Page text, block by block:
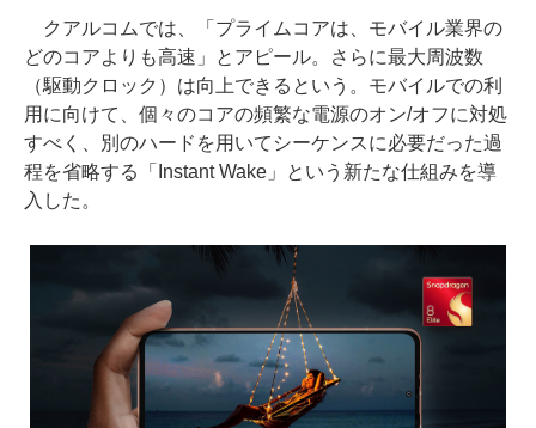
クアルコムでは、「プライムコアは、モバイル業界の
どのコアよりも高速」とアピール。さらに最大周波数
（駆動クロック）は向上できるという。モバイルでの利
用に向けて、個々のコアの頻繁な電源のオン/オフに対処
すべく、別のハードを用いてシーケンスに必要だった過
程を省略する「Instant Wake」という新たな仕組みを導
入した。